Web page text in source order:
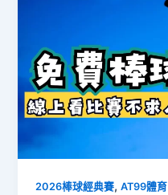
2026棒球經典賽,AT99體育